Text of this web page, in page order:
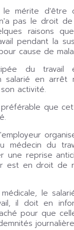
le mérite d'être
pas le droit
raisons
pendant la
cause de
du travail
salarié en arrêt
activité.
que
médecin du
une reprise
est en droit de
le
il doit en
pour que